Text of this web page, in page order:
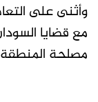
وأثنى على
مع قضايا
مصلحة المنطقة